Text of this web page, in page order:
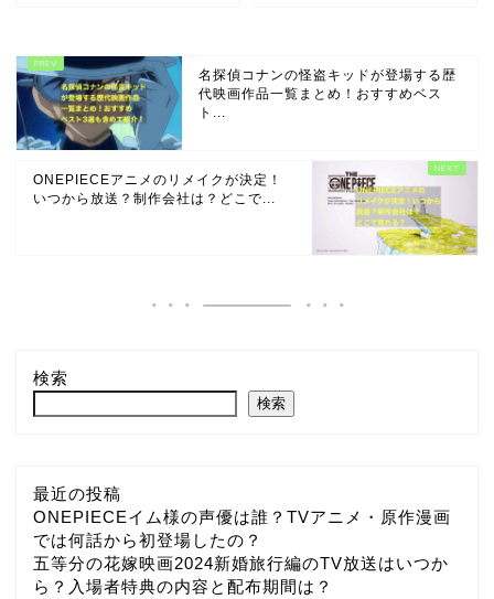
名探偵コナンの怪盗キッドが登場する歴
代映画作品一覧まとめ！おすすめベス
ト...
ONEPIECEアニメのリメイクが決定！
いつから放送？制作会社は？どこで...
検索
検索
最近の投稿
ONEPIECEイム様の声優は誰？TVアニメ・原作漫画
では何話から初登場したの？
五等分の花嫁映画2024新婚旅行編のTV放送はいつか
ら？入場者特典の内容と配布期間は？